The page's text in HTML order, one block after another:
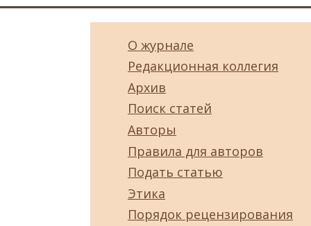
О журнале
Редакционная коллегия
Архив
Поиск статей
Авторы
Правила для авторов
Подать статью
Этика
Порядок рецензирования